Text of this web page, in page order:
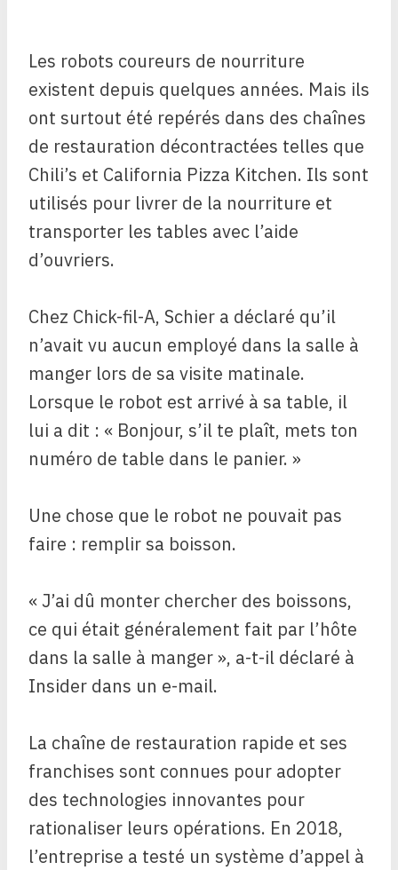
Les robots coureurs de nourriture
existent depuis quelques années. Mais ils
ont surtout été repérés dans des chaînes
de restauration décontractées telles que
Chili’s et California Pizza Kitchen. Ils sont
utilisés pour livrer de la nourriture et
transporter les tables avec l’aide
d’ouvriers.
Chez Chick-fil-A, Schier a déclaré qu’il
n’avait vu aucun employé dans la salle à
manger lors de sa visite matinale.
Lorsque le robot est arrivé à sa table, il
lui a dit : « Bonjour, s’il te plaît, mets ton
numéro de table dans le panier. »
Une chose que le robot ne pouvait pas
faire : remplir sa boisson.
« J’ai dû monter chercher des boissons,
ce qui était généralement fait par l’hôte
dans la salle à manger », a-t-il déclaré à
Insider dans un e-mail.
La chaîne de restauration rapide et ses
franchises sont connues pour adopter
des technologies innovantes pour
rationaliser leurs opérations. En 2018,
l’entreprise a testé un système d’appel à